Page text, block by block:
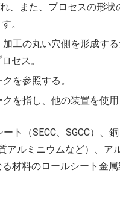
、また、プロセスの形
。
工の丸い穴側を形成す
セス。
を参照する。
を指し、他の装置を使
ト（SECC、SGCC）、
アルミニウムなど）、ア
材料のロールシート金